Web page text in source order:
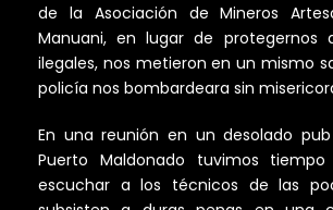
de la Asociación de Mineros
Manuani, en lugar de protegernos
ilegales, nos metieron en un mismo
policía nos bombardeara sin
En una reunión en un desolado
Puerto Maldonado tuvimos
escuchar a los técnicos de las